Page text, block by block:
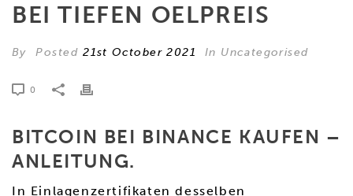
BEI TIEFEN OELPREIS
By Posted21st October 2021 In Uncategorised
0
BITCOIN BEI BINANCE KAUFEN –
ANLEITUNG.
In Einlagenzertifikaten desselben